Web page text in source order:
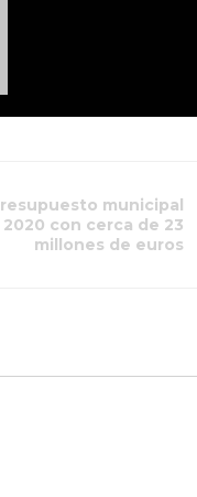
municipal
2020 con cerca de 23
millones de euros